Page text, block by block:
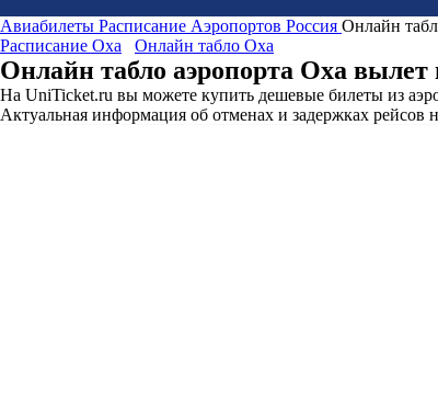
Авиабилеты Расписание Аэропортов Россия Онлайн
Расписание Оха
Онлайн табло Оха
Онлайн табло аэропорта Оха вылет
На UniTicket.ru вы можете купить дешевые билеты из
Актуальная информация об отменах и задержках рейсов